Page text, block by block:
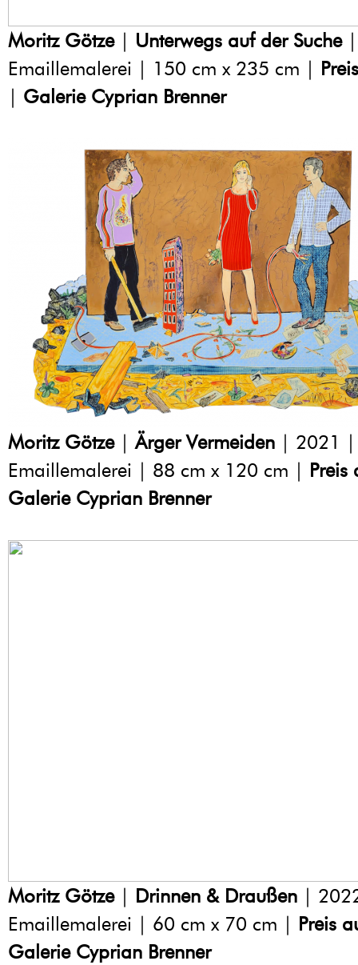
Moritz Götze| Unterwegs auf der Suche|
Emaillemalerei | 150 cm x 235 cm |
| Galerie Cyprian Brenner
Moritz Götze|Ärger Vermeiden | 2021 |
Emaillemalerei | 88 cm x 120 cm | Preis
Galerie Cyprian Brenner
Moritz Götze| Drinnen & Draußen |
Emaillemalerei | 60 cm x 70 cm | Preis
Galerie Cyprian Brenner